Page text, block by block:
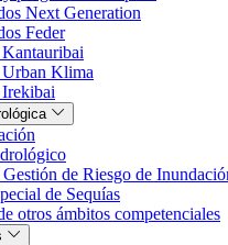
Next Generation
Feder
Klima
de Riesgo de
de Sequías
otros ámbitos competenciales